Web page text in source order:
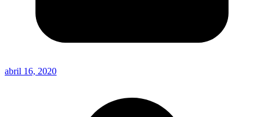
abril 16, 2020